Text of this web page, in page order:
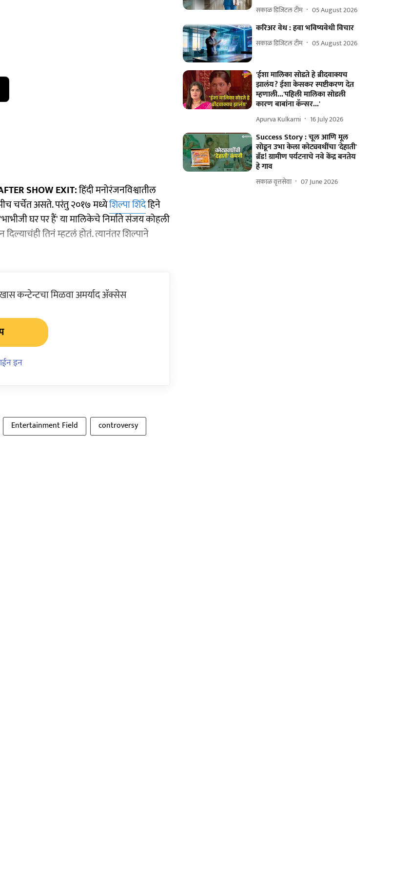
SHOW EXIT:हिंदी मनोरंजनविश्वातील
चर्चेत असते. परंतु २०१७ मध्येशिल्पा शिंदेहिने
घर पर हैं' या मालिकेचे निर्माते संजय कोहली
तिनं म्हटलं होतं. त्यानंतर शिल्पाने
कन्टेन्टचा मिळवा अमर्याद ॲक्सेस
इन
Entertainment Field controversy
सकाळ डिजिटल टीम 05 August 2026
करिअर वेध : हवा भविष्यवेधी विचार
सकाळ डिजिटल टीम 05 August 2026
'ईशा मालिका सोडते हे ब्रीदवाक्यच
झालंय? ईशा केसकर स्पष्टीकरण देत
म्हणाली...'पहिली मालिका सोडली
कारण बाबांना कॅन्सर...'
Apurva Kulkarni 16 July 2026
Success Story : चूल आणि मूल
सोडून उभा केला कोट्यवधींचा 'देहाती'
ब्रॅंड! ग्रामीण पर्यटनाचे नवे केंद्र बनतेय
हे गाव
सकाळ वृत्तसेवा 07 June 2026